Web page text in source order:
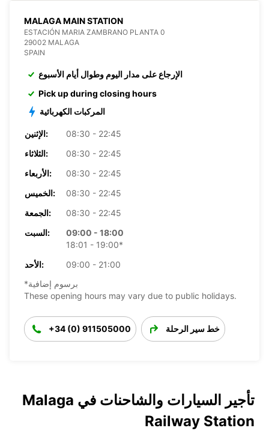
MALAGA MAIN STATION
ESTACIÓN MARIA ZAMBRANO PLANTA 0
29002 MALAGA
SPAIN
الإرجاع على مدار اليوم وطوال أيام الأسبوع
Pick up during closing hours
المركبات الكهربائية
الإثنين:
08:30 - 22:45
الثلاثاء:
08:30 - 22:45
الأربعاء:
08:30 - 22:45
الخميس:
08:30 - 22:45
الجمعة:
08:30 - 22:45
السبت:
09:00 - 18:00
18:01 - 19:00*
الأحد:
09:00 - 21:00
*برسوم إضافية
These opening hours may vary due to public holidays.
+34 (0) 911505000 خط سير الرحلة
تأجير السيارات والشاحنات في Malaga
Railway Station